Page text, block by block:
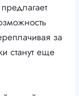
за
станут еще